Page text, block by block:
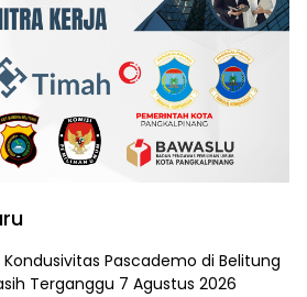
Pascademo di Belitung
Terganggu 7 Agustus 2026